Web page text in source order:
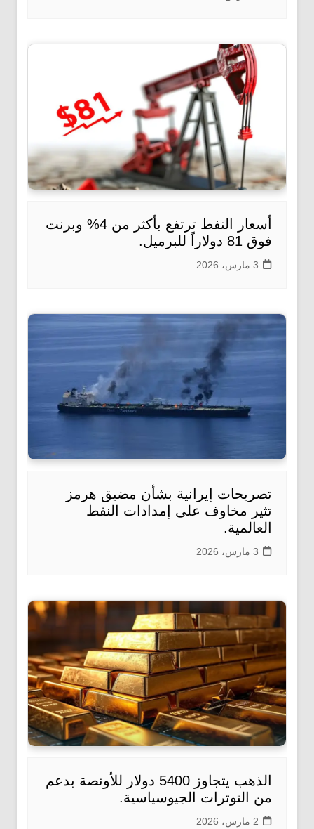
أسعار النفط ترتفع بأكثر من 4% وبرنت
فوق 81 دولاراً للبرميل.
3 مارس، 2026
تصريحات إيرانية بشأن مضيق هرمز
تثير مخاوف على إمدادات النفط
العالمية.
3 مارس، 2026
الذهب يتجاوز 5400 دولار للأونصة بدعم
من التوترات الجيوسياسية.
2 مارس، 2026